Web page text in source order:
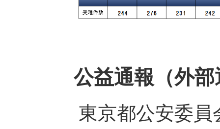
公益通報（外
東京都公安委